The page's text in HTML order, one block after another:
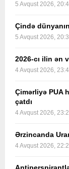
5 Avqust 2026,
Çində
5 Avqust 2026,
2026-cı ilin ən
4 Avqust 2026,
Çimərliyə PUA
çatdı
4 Avqust 2026,
Ərzincanda
4 Avqust 2026,